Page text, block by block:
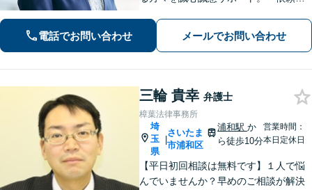
女問題／借金問題／相続／企業法務／
刑事事件／交通事故／労働問題など、
電話でお問い合わせ メールでお問い合わせ
三輪 貴幸 弁護士
樟葉法律事務所
埼
玉
県
|
さいたま
市浦和区
浦和駅か
ら徒歩10分
営業時間：
本日定休日
【平日初回相談は無料です】１人で悩
んでいませんか？早めのご相談が解決